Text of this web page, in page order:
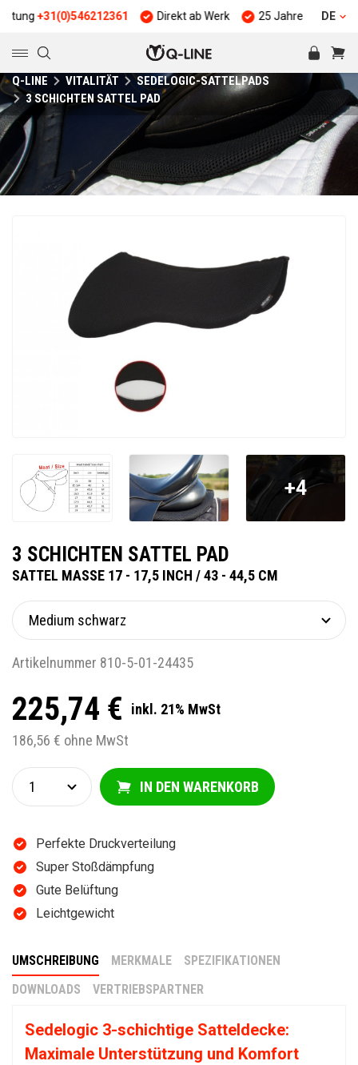
Direkt ab Werk 25 Jahre Erfahrung DE
Q-LINE VITALITÄT
SEDELOGIC-SATTELPADS
3 SCHICHTEN SATTEL PAD
3 SCHICHTEN SATTEL PAD
SATTEL MASSE 17 - 17,5 INCH / 43 - 44,5 CM
Artikelnummer 810-5-01-24435
225,74 €
inkl. 21% MwSt
186,56 € ohne MwSt
IN DEN WARENKORB
Perfekte Druckverteilung
Super Stoßdämpfung
Gute Belüftung
Leichtgewicht
+4
UMSCHREIBUNG MERKMALE
SPEZIFIKATIONEN
DOWNLOADS
VERTRIEBSPARTNER
Sedelogic 3-schichtige Satteldecke:
Maximale Unterstützung und Komfort